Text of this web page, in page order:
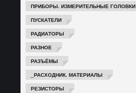
ПРИБОРЫ. ИЗМЕРИТЕЛЬНЫЕ ГОЛОВКИ
ПУСКАТЕЛИ
РАДИАТОРЫ
РАЗНОЕ
РАЗЪЁМЫ
_РАСХОДНИК. МАТЕРИАЛЫ
РЕЗИСТОРЫ